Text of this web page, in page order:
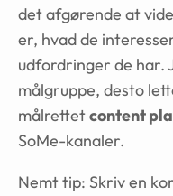
det afgørende at
er, hvad de
udfordringer de har.
målgruppe, desto
målrettetcontent
SoMe-kanaler.
Nemt tip: Skriv en